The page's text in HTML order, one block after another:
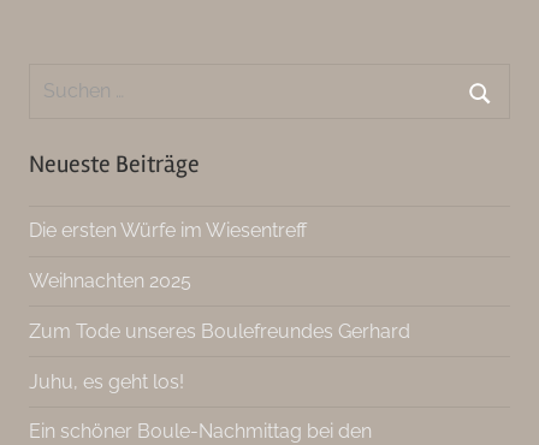
Suchen
Neueste Beiträge
Die ersten Würfe im Wiesentreff
Weihnachten 2025
Zum Tode unseres Boulefreundes Gerhard
Juhu, es geht los!
Ein schöner Boule-Nachmittag bei den